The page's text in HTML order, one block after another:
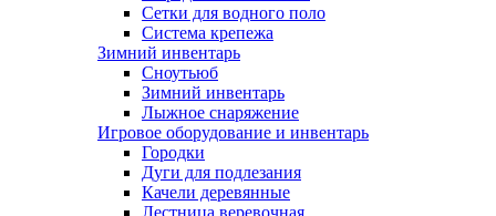
Сетки для водного поло
Система крепежа
Зимний инвентарь
Сноутьюб
Зимний инвентарь
Лыжное снаряжение
Игровое оборудование и инвентарь
Городки
Дуги для подлезания
Качели деревянные
Лестница веревочная